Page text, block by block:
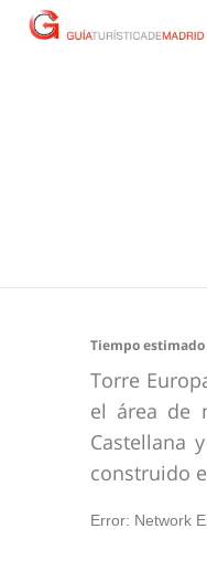
Tiempo
Torre
el área de
Castellana
construido